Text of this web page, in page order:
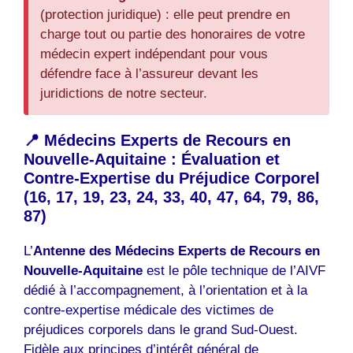
(protection juridique) : elle peut prendre en
charge tout ou partie des honoraires de votre
médecin expert indépendant pour vous
défendre face à l’assureur devant les
juridictions de notre secteur.
📍 Médecins Experts de Recours en
Nouvelle-Aquitaine : Évaluation et
Contre-Expertise du Préjudice Corporel
(16, 17, 19, 23, 24, 33, 40, 47, 64, 79, 86,
87)
L’Antenne des Médecins Experts de Recours en
Nouvelle-Aquitaine est le pôle technique de l’AIVF
dédié à l’accompagnement, à l’orientation et à la
contre-expertise médicale des victimes de
préjudices corporels dans le grand Sud-Ouest.
Fidèle aux principes d’intérêt général de